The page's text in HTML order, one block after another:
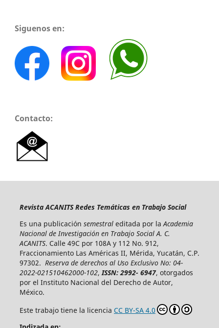
Siguenos en:
Contacto:
Revista ACANITS Redes Temáticas en Trabajo Social
Es una publicación semestraleditada por la Academia
Nacional de Investigación en Trabajo Social A. C.
ACANITS. Calle 49C por 108A y 112 No. 912,
Fraccionamiento Las Américas II, Mérida, Yucatán, C.P.
97302. Reserva de derechos al Uso Exclusivo No: 04-
2022-021510462000-102, ISSN: 2992- 6947, otorgados
por el Instituto Nacional del Derecho de Autor,
México.
Este trabajo tiene la licencia CC BY-SA 4.0